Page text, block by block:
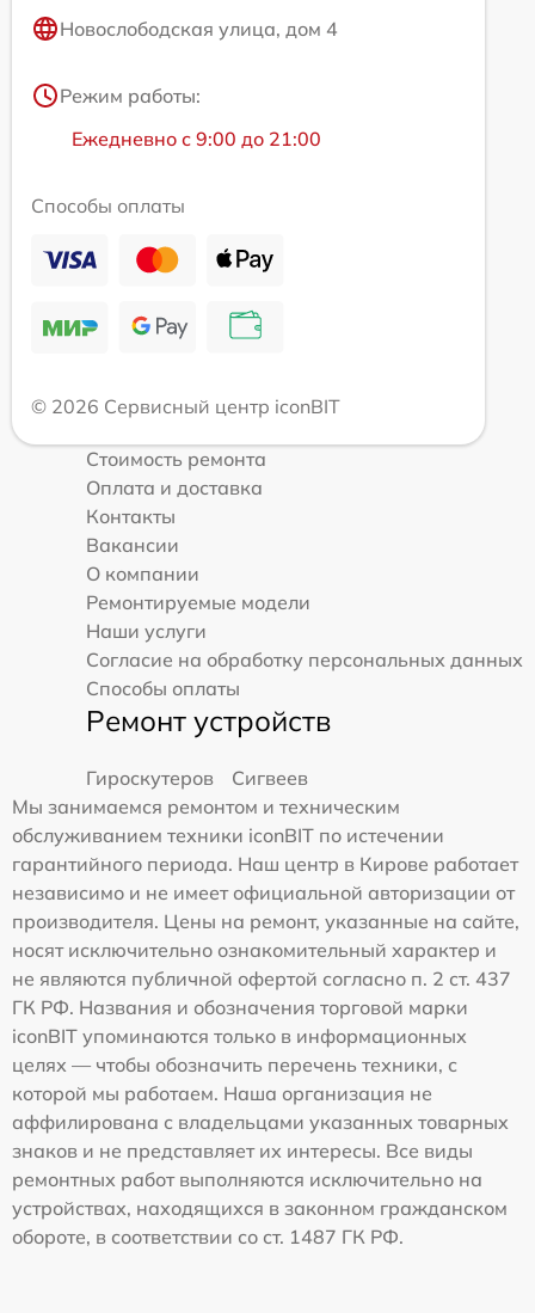
Новослободская улица, дом 4
Режим работы:
Ежедневно с 9:00 до 21:00
Способы оплаты
© 2026 Сервисный центр iconBIT
Стоимость ремонта
Оплата и доставка
Контакты
Вакансии
О компании
Ремонтируемые модели
Наши услуги
Согласие на обработку персональных данных
Способы оплаты
Ремонт устройств
Гироскутеров
Сигвеев
Мы занимаемся ремонтом и техническим
обслуживанием техники iconBIT по истечении
гарантийного периода. Наш центр в Кирове работает
независимо и не имеет официальной авторизации от
производителя. Цены на ремонт, указанные на сайте,
носят исключительно ознакомительный характер и
не являются публичной офертой согласно п. 2 ст. 437
ГК РФ. Названия и обозначения торговой марки
iconBIT упоминаются только в информационных
целях — чтобы обозначить перечень техники, с
которой мы работаем. Наша организация не
аффилирована с владельцами указанных товарных
знаков и не представляет их интересы. Все виды
ремонтных работ выполняются исключительно на
устройствах, находящихся в законном гражданском
обороте, в соответствии со ст. 1487 ГК РФ.